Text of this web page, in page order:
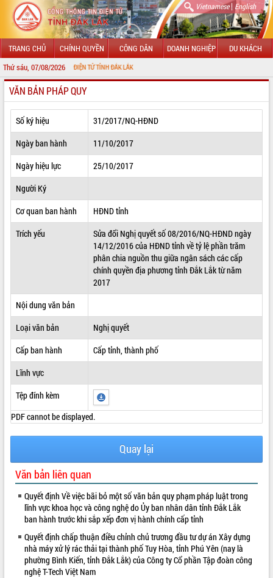
Vietnamese| English
TRANG CHỦ CHÍNH QUYỀN CÔNG DÂN DOANH NGHIỆP DU KHÁCH
Thứ sáu, 07/08/2026
THÔNG TIN ĐIỆN TỬ TỈNH ĐẮK LẮK
GIỚI THIỆU
LÃNH ĐẠO UBND TỈNH
TIN TỨC SỰ KIỆN
SỞ, BAN, NGÀNH
UBND CÁC XÃ, PHƯỜNG
THÔNG TIN CHỈ ĐẠO ĐIỀU HÀNH
HỆ THỐNG VĂN BẢN
QUY HOẠCH - KẾ HOẠCH
VIDEO
VĂN BẢN PHÁP QUY
Số ký hiệu
31/2017/NQ-HĐND
Ngày ban hành
11/10/2017
Ngày hiệu lực
25/10/2017
Người Ký
Cơ quan ban hành
HĐND tỉnh
Trích yếu
Sửa đổi Nghị quyết số 08/2016/NQ-HĐND ngày
14/12/2016 của HĐND tỉnh về tỷ lệ phần trăm
phân chia nguồn thu giữa ngân sách các cấp
chính quyền địa phương tỉnh Đắk Lắk từ năm
2017
Nội dung văn bản
Loại văn bản
Nghị quyết
Cấp ban hành
Cấp tỉnh, thành phố
Lĩnh vực
Tệp đính kèm
PDF cannot be displayed.
Quay lại
Văn bản liên quan
Quyết định Về việc bãi bỏ một số văn bản quy phạm pháp luật trong
lĩnh vực khoa học và công nghệ do Ủy ban nhân dân tỉnh Đắk Lắk
ban hành trước khi sắp xếp đơn vị hành chính cấp tỉnh
Quyết định chấp thuận điều chỉnh chủ trương đầu tư dự án Xây dựng
nhà máy xử lý rác thải tại thành phố Tuy Hòa, tỉnh Phú Yên (nay là
phường Bình Kiến, tỉnh Đắk Lắk) của Công ty Cổ phần Tập đoàn công
nghệ T-Tech Việt Nam